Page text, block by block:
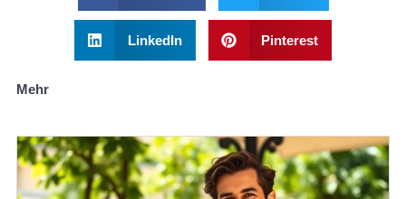
LinkedIn Pinterest
Mehr